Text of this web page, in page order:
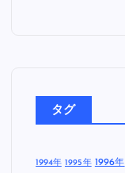
タグ
1994年 1995年 1996年